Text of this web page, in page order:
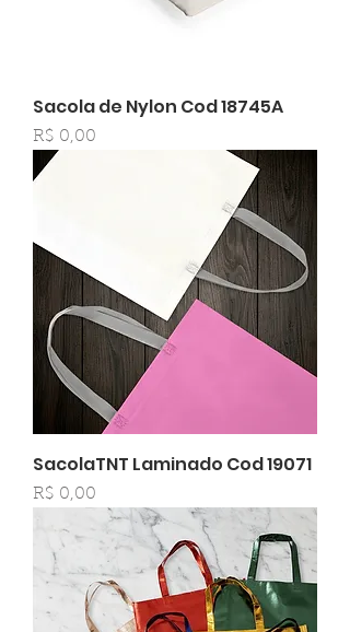
Sacola de Nylon Cod 18745A
Preço
R$ 0,00
SacolaTNT Laminado Cod 19071
Preço
R$ 0,00